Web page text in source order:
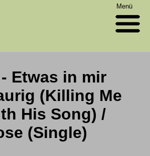
Menü
Etwas in mir
(Killing Me
His Song) /
(Single)